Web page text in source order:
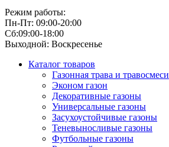
Режим работы:
Пн-Пт: 09:00-20:00
Сб:09:00-18:00
Выходной: Воскресенье
Каталог товаров
Газонная трава и травосмеси
Эконом газон
Декоративные газоны
Универсальные газоны
Засухоустойчивые газоны
Теневыносливые газоны
Футбольные газоны